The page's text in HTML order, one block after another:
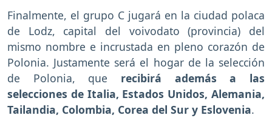
Finalmente, el grupo C jugará en la ciudad polaca
de Lodz, capital del voivodato (provincia) del
mismo nombre e incrustada en pleno corazón de
Polonia. Justamente será el hogar de la selección
de Polonia, que recibirá además a las
selecciones de Italia, Estados Unidos, Alemania,
Tailandia, Colombia, Corea del Sur y Eslovenia.